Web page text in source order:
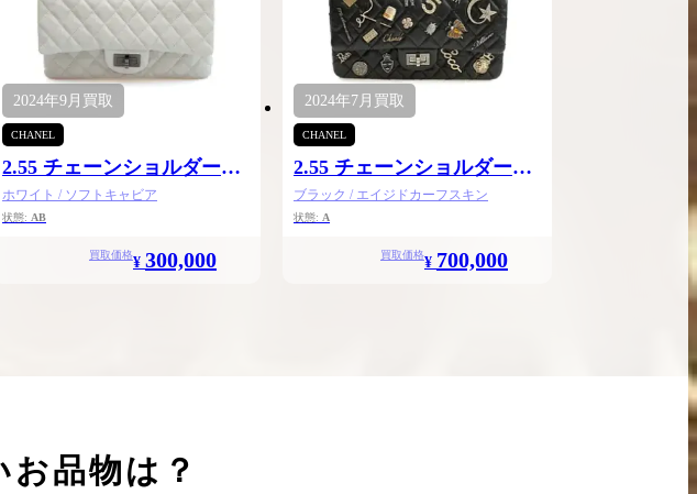
2024年9月 買取
CHANEL
2.55 チェーンショルダー
24.5
ホワイト / ソフトキャビア
状態: AB
買取価格¥ 300,000
2024年7月 買取
CHANEL
2.55 チェーンショルダー
24.5
ブラック / エイジドカーフスキン
状態: A
買取価格¥ 700,000
品物は？